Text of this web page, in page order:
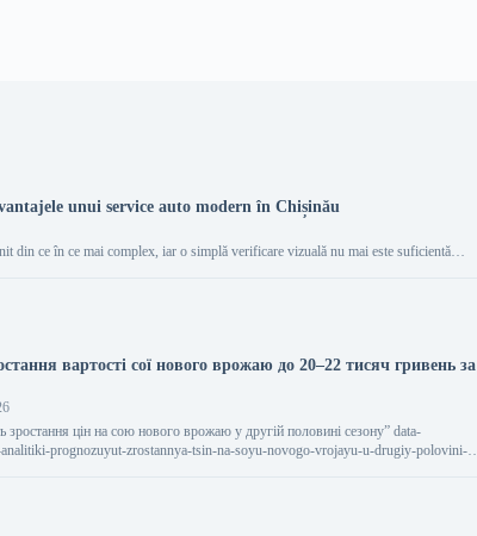
unui service auto modern în Chișinău
din ce în ce mai complex, iar o simplă verificare vizuală nu mai este suficientă…
вартості сої нового врожаю до 20–22 тисяч гривень за
зростання цін на сою нового врожаю у другій половині сезону” data-
prognozuyut-zrostannya-tsin-na-soyu-novogo-vrojayu-u-drugiy-polovini-